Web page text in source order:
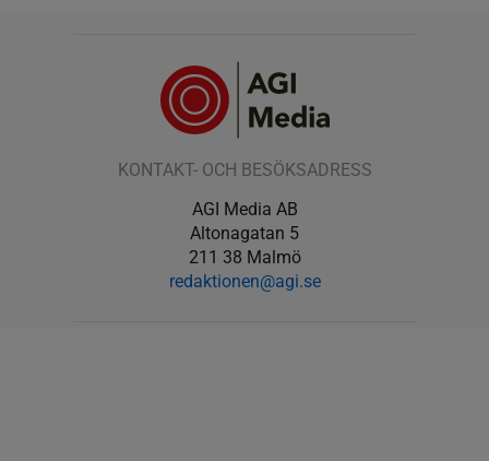
KONTAKT- OCH BESÖKSADRESS
AGI Media AB
Altonagatan 5
211 38 Malmö
redaktionen@agi.se